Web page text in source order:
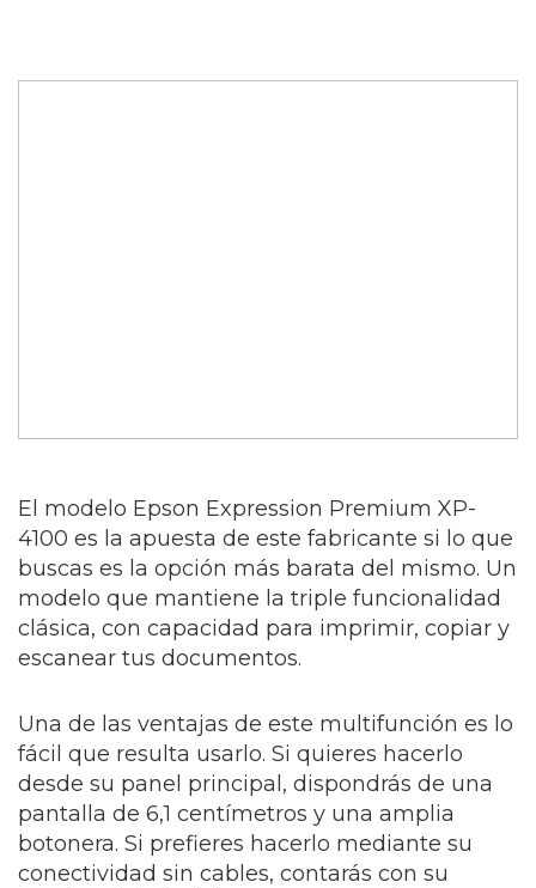
El modelo Epson Expression Premium XP-
4100 es la apuesta de este fabricante si lo que
buscas es la opción más barata del mismo. Un
modelo que mantiene la triple funcionalidad
clásica, con capacidad para imprimir, copiar y
escanear tus documentos.
Una de las ventajas de este multifunción es lo
fácil que resulta usarlo. Si quieres hacerlo
desde su panel principal, dispondrás de una
pantalla de 6,1 centímetros y una amplia
botonera. Si prefieres hacerlo mediante su
conectividad sin cables, contarás con su